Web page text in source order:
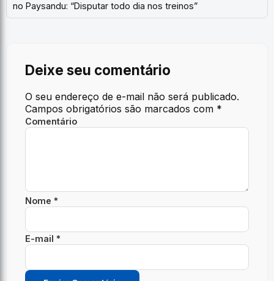
no Paysandu: “Disputar todo dia nos treinos”
Deixe seu comentário
O seu endereço de e-mail não será publicado.
Campos obrigatórios são marcados com *
Comentário
Nome *
E-mail *